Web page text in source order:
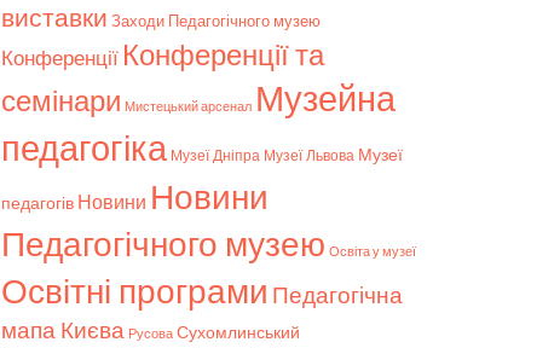
виставки Заходи Педагогічного музею
Конференції Конференції та
семінари Мистецький арсенал Музейна
педагогіка Музеї Дніпра Музеї Львова Музеї
педагогів Новини Новини
Педагогічного музею Освіта у музеї
Освітні програми Педагогічна
мапа Києва Русова Сухомлинський